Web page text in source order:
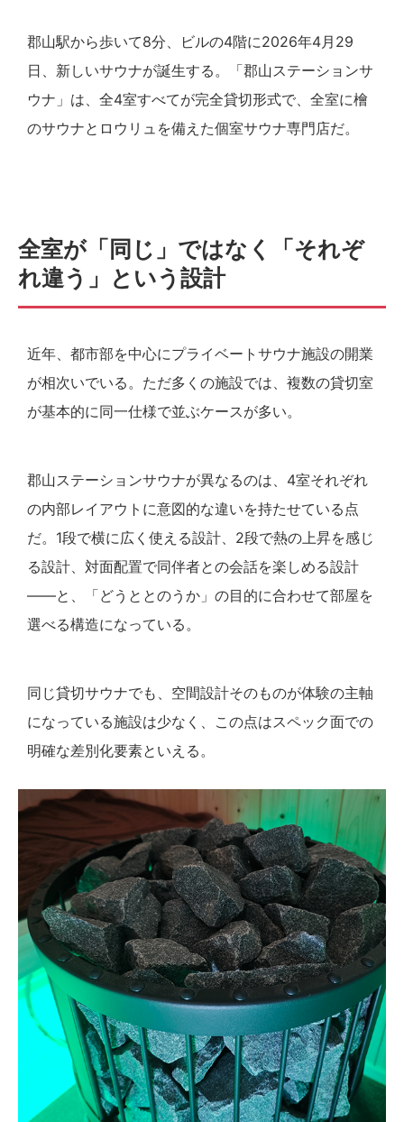
郡山駅から歩いて8分、ビルの4階に2026年4月29
日、新しいサウナが誕生する。「郡山ステーションサ
ウナ」は、全4室すべてが完全貸切形式で、全室に檜
のサウナとロウリュを備えた個室サウナ専門店だ。
全室が「同じ」ではなく「それぞ
れ違う」という設計
近年、都市部を中心にプライベートサウナ施設の開業
が相次いでいる。ただ多くの施設では、複数の貸切室
が基本的に同一仕様で並ぶケースが多い。
郡山ステーションサウナが異なるのは、4室それぞれ
の内部レイアウトに意図的な違いを持たせている点
だ。1段で横に広く使える設計、2段で熱の上昇を感じ
る設計、対面配置で同伴者との会話を楽しめる設計
——と、「どうととのうか」の目的に合わせて部屋を
選べる構造になっている。
同じ貸切サウナでも、空間設計そのものが体験の主軸
になっている施設は少なく、この点はスペック面での
明確な差別化要素といえる。